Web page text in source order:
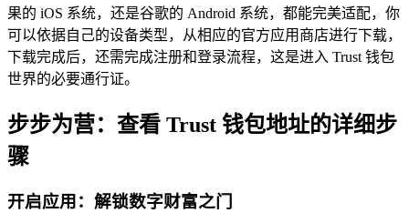
果的 iOS 系统，还是谷歌的 Android 系统，都能完美适配，你
可以依据自己的设备类型，从相应的官方应用商店进行下载，
下载完成后，还需完成注册和登录流程，这是进入 Trust 钱包
世界的必要通行证。
步步为营：查看 Trust 钱包地址的详细步
骤
开启应用：解锁数字财富之门